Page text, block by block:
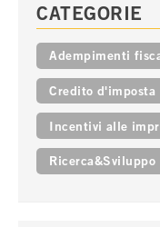
CATEGORIE
Adempimenti
Credito d'imposta
Incentivi alle
Ricerca&Sviluppo